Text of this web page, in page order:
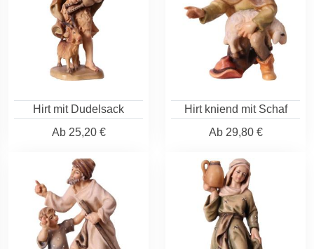
Hirt mit Dudelsack
Ab25,20 €
Hirt kniend mit Schaf
Ab29,80 €